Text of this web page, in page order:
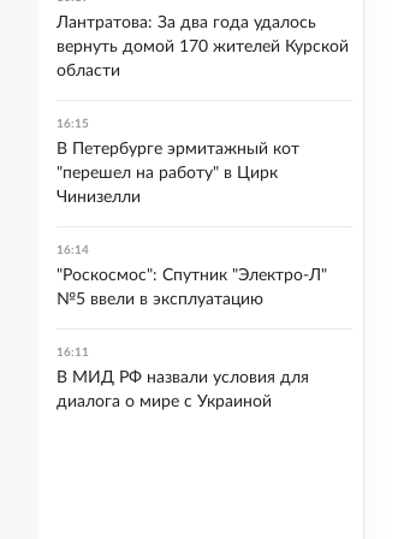
Лантратова: За два года удалось
вернуть домой 170 жителей Курской
области
16:15
В Петербурге эрмитажный кот
"перешел на работу" в Цирк
Чинизелли
16:14
"Роскосмос": Спутник "Электро-Л"
№5 ввели в эксплуатацию
16:11
В МИД РФ назвали условия для
диалога о мире с Украиной